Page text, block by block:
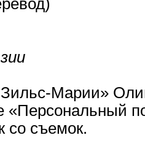
Марии»
«Персональный
со съемок.